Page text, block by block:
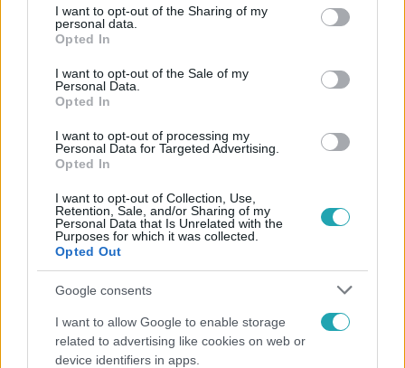
not limited to your visit or usage behaviour. You may click to
grant or deny consent to Google and its third-party tags to
use your data for below specified purposes in below Google
consent section.
I want to opt-out of the Sharing of my
personal data.
Opted In
I want to opt-out of the Sale of my
Personal Data.
Opted In
I want to opt-out of processing my
Personal Data for Targeted Advertising.
Opted In
I want to opt-out of Collection, Use,
Retention, Sale, and/or Sharing of my
Personal Data that Is Unrelated with the
Purposes for which it was collected.
Opted Out
Google consents
I want to allow Google to enable storage
related to advertising like cookies on web or
device identifiers in apps.
Népszerű
Véget ért a közös munka! Balogh Levente
elbúcsúzott Az álommeló győztesétől